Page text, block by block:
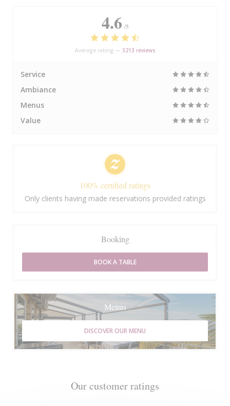
Our customer ratings
4.6 /5
Average rating — 3213 reviews
Service
Ambiance
Menus
Value
100% certified ratings
Only clients having made reservations provided ratings
Booking
BOOK A TABLE
Menus
DISCOVER OUR MENU